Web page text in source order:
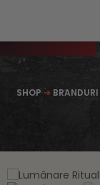
SHOP➔ BRANDURI